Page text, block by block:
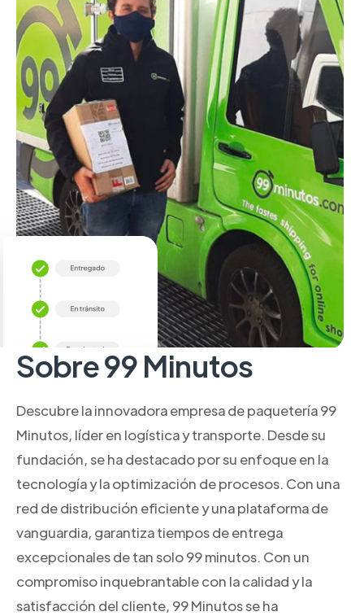
Sobre 99 Minutos
Descubre la innovadora empresa de paquetería 99
Minutos, líder en logística y transporte. Desde su
fundación, se ha destacado por su enfoque en la
tecnología y la optimización de procesos. Con una
red de distribución eficiente y una plataforma de
vanguardia, garantiza tiempos de entrega
excepcionales de tan solo 99 minutos. Con un
compromiso inquebrantable con la calidad y la
satisfacción del cliente, 99 Minutos se ha